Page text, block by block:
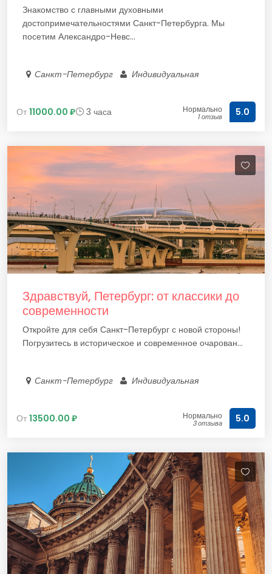
Знакомство с главными духовными
достопримечательностями Санкт-Петербурга. Мы
посетим Александро-Невс...
Санкт-Петербург Индивидуальная
От 11000.00 ₽ 3 часа Нормально
1 отзыв 5.0
Здравствуй, Петербург: от классики до
современности
Откройте для себя Санкт-Петербург с новой стороны!
Погрузитесь в историческое и современное очарован...
Санкт-Петербург Индивидуальная
От 13500.00 ₽ Нормально
3 отзыва 5.0